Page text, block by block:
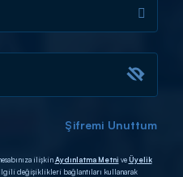
Şifremi Unuttum
ilişkinAydınlatma Metni veÜyelik
değişiklikleri bağlantıları kullanarak